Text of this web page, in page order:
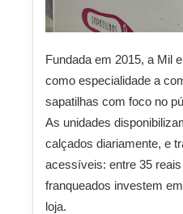
Fundada em 2015, a Mil
como especialidade a
sapatilhas com foco no
As unidades
calçados diariamente, e
acessíveis: entre 35
franqueados investem
loja.